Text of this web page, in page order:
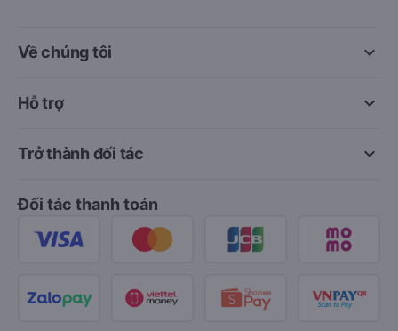
keyboard_arrow_down
Về chúng tôi
keyboard_arrow_down
Hỗ trợ
keyboard_arrow_down
Trở thành đối tác
Đối tác thanh toán